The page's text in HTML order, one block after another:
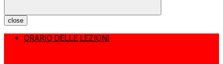
close
ORARIO DELLE LEZIONI